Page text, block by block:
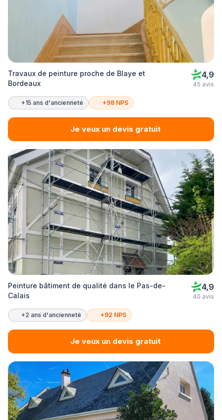
Travaux de peinture proche de Blaye et
Bordeaux
4,9
45 avis
+15 ans d'ancienneté +98 NPS
Je veux un devis gratuit
Peinture bâtiment de qualité dans le Pas-de-
Calais
4,9
40 avis
+2 ans d'ancienneté +92 NPS
Je veux un devis gratuit